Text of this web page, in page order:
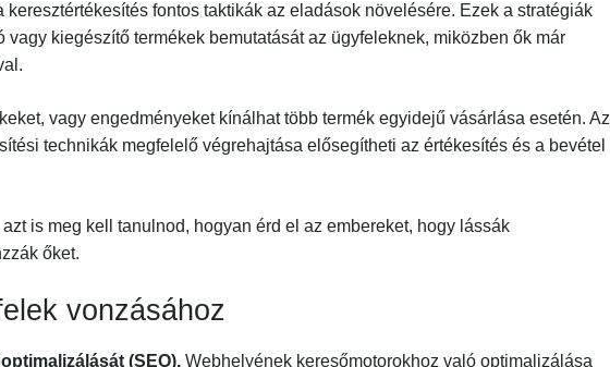
keresztértékesítés fontos taktikák az eladások növelésére. Ezek a stratégiák
kiegészítő termékek bemutatását az ügyfeleknek, miközben ők már
vagy engedményeket kínálhat több termék egyidejű vásárlása esetén. Az
technikák megfelelő végrehajtása elősegítheti az értékesítés és a bevétel
is meg kell tanulnod, hogyan érd el az embereket, hogy lássák
őket.
vonzásához
(SEO). Webhelyének keresőmotorokhoz való optimalizálása